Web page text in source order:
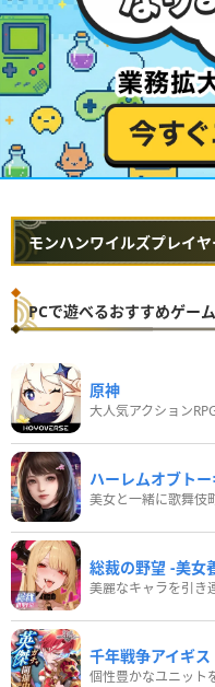
モンハンワイルズプレイヤ
PCで遊べるおすすめゲーム
原神
大人気アクション
ハーレムオブト
美女と一緒に歌舞伎
総裁の野望 -美女
美麗なキャラを引き
千年戦争アイギス
個性豊かなユニット